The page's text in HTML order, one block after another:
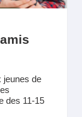
jeunes de
des 11-15